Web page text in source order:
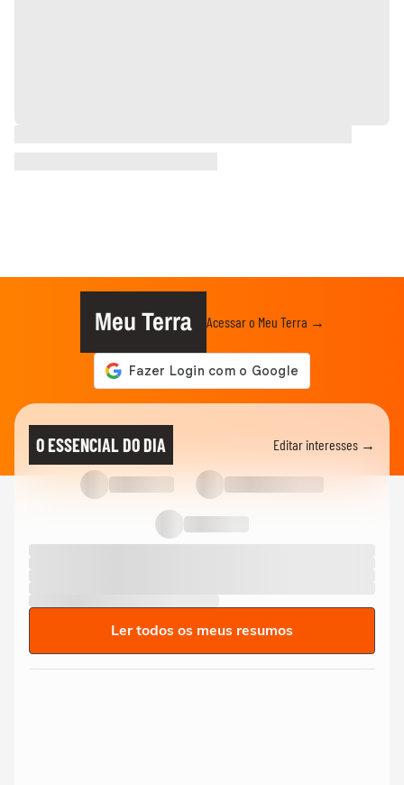
Meu Terra Acessar o Meu Terra →
O ESSENCIAL DO DIA Editar interesses →
Ler todos os meus resumos